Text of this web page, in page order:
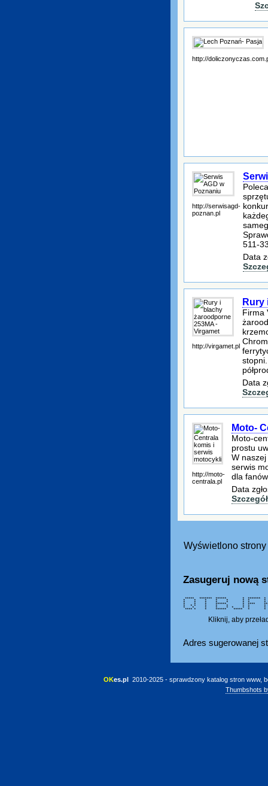
http://
http://serwisagd-
poznan.pl
511-
Data
http://virgamet.pl
Rury
Firma
Data
http://moto-
centrala.pl
Moto-
Moto-
prostu
W
serwis
dla
Data
Wyświetlono
Zasugeruj nową
***** ******* ****** *
* * * * * * * *
* * * * * * * *
* * * ****** *
* * * * * * * * *
* * * * * * * * *
**** * * ****** ***** *
Kliknij, aby
Adres sugerowanej
OKes.pl 2010-2025 - sprawdzony katalog stron www,
Thumbshots